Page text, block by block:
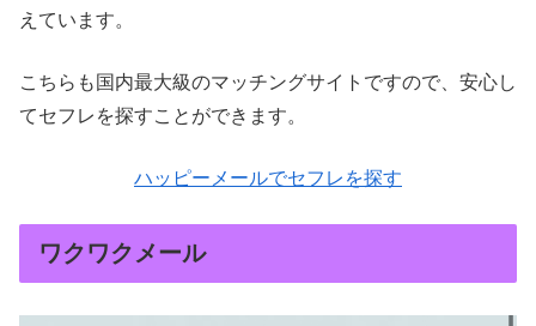
えています。
こちらも国内最大級のマッチングサイトですので、安心し
てセフレを探すことができます。
ハッピーメールでセフレを探す
ワクワクメール